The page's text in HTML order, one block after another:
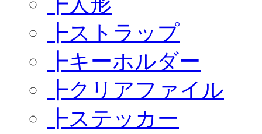
┣ストラップ
┣キーホルダー
┣クリアファイル
┣ステッカー